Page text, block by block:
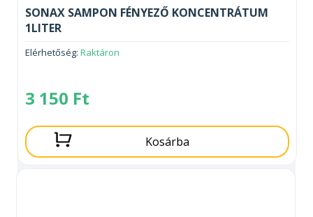
SONAX SAMPON FÉNYEZŐ KONCENTRÁTUM
1LITER
Elérhetőség: Raktáron
3 150 Ft
Kosárba